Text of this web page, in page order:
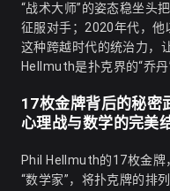
“战术大师”的姿态稳坐头
征服对手；2020年代，他
这种跨越时代的统治力，
Hellmuth是扑克界的“乔丹”
17枚金牌背后的秘密
心理战与数学的完美
Phil Hellmuth的17枚金牌
“数学家”，将扑克牌的排